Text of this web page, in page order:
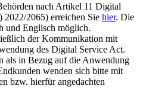
nach Artikel 11 Digital
2065) erreichen Sie hier. Die
und Englisch möglich.
der Kommunikation mit
des Digital Service Act.
als in Bezug auf die Anwendung
wenden sich bitte mit
bzw. hierfür angedachten